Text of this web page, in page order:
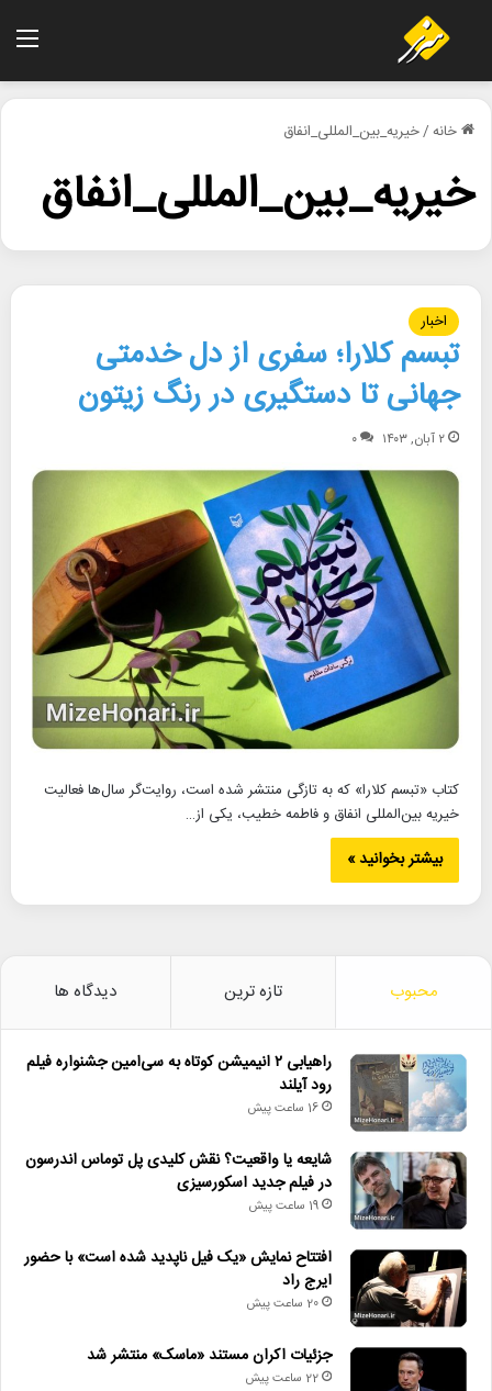
خانه/خیریه_بین_المللی_انفاق
خیریه_بین_المللی_انفاق
اخبار
تبسم کلارا؛ سفری از دل خدمتی
جهانی تا دستگیری در رنگ زیتون
۲ آبان, ۱۴۰۳ ۰
کتاب «تبسم کلارا» که به تازگی منتشر شده است، روایت‌گر سال‌ها فعالیت
خیریه بین‌المللی انفاق و فاطمه خطیب، یکی از…
بیشتر بخوانید »
محبوب تازه ترین دیدگاه ها
راهیابی ۲ انیمیشن کوتاه به سی‌امین جشنواره فیلم
رود آیلند
16 ساعت پیش
شایعه یا واقعیت؟ نقش کلیدی پل توماس اندرسون
در فیلم جدید اسکورسیزی
19 ساعت پیش
افتتاح نمایش «یک فیل ناپدید شده است» با حضور
ایرج راد
20 ساعت پیش
جزئیات اکران مستند «ماسک» منتشر شد
22 ساعت پیش